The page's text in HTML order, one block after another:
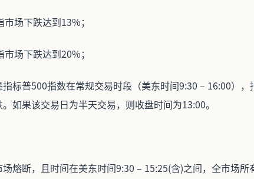
场下跌达到13%；
场下跌达到20%；
标普500指数在常规交易时段（美东时间9:30 – 16:00），
如果该交易日为半天交易，则收盘时间为13:00。
熔断，且时间在美东时间9:30 – 15:25(含)之间，全市场所